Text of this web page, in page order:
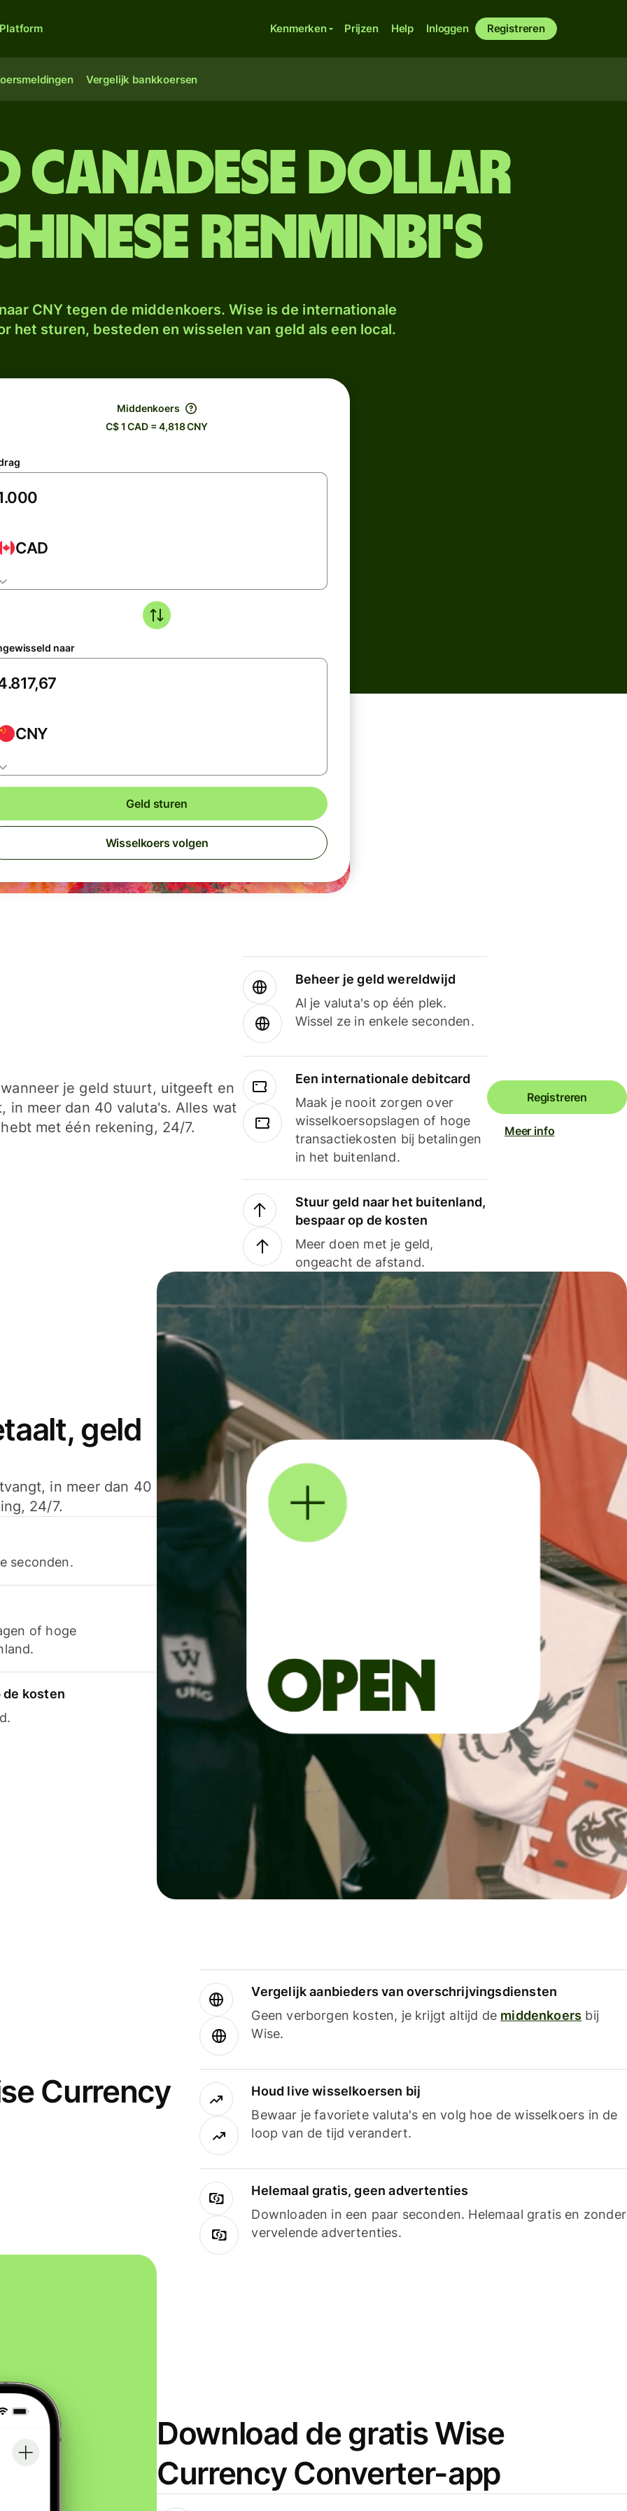
Platform Kenmerken Prijzen Help Inloggen Registreren
Vergelijk bankkoersen
Canadese dollar
renminbi's
CNY tegen de middenkoers. Wise is de internationale
het sturen, besteden en wisselen van geld als een local.
Middenkoers
C$ 1 CAD = 4,818 CNY
CAD
naar
CNY
Geld sturen
Wisselkoers volgen
je geld stuurt, uitgeeft en
in meer dan 40 valuta's. Alles wat
met één rekening, 24/7.
Beheer je geld wereldwijd
Al je valuta's op één plek.
Wissel ze in enkele seconden.
Een internationale debitcard
Maak je nooit zorgen over
wisselkoersopslagen of hoge
transactiekosten bij betalingen
in het buitenland.
Stuur geld naar het buitenland,
bespaar op de kosten
Meer doen met je geld,
ongeacht de afstand.
Registreren
Meer info
geld
in meer dan 40
24/7.
seconden.
of hoge
de kosten
Currency
Vergelijk aanbieders van overschrijvingsdiensten
Geen verborgen kosten, je krijgt altijd de middenkoers bij
Wise.
Houd live wisselkoersen bij
Bewaar je favoriete valuta's en volg hoe de wisselkoers in de
loop van de tijd verandert.
Helemaal gratis, geen advertenties
Downloaden in een paar seconden. Helemaal gratis en zonder
vervelende advertenties.
Download de gratis Wise
Currency Converter-app